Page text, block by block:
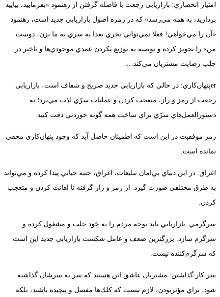
امتياز انحصاري: بازاريابي رجعت با فاصله گرفتن از رهنمود «بفرماييد، بياييد
برداريد، به همه مي‌رسد» كه در زمره اصول بازاريابي جديد است،‌ رهنمود
«آن را مي‌خواهي! فعلا نمي‌تواني بخري بعدا يه سري به ما بزن،‌ دوست
من» را تجويز كرده و توصيه به توزيع نكردن عمدي موجودي‌ها و تاخير در
جلب رضايت مشتريان مي‌كند….
erپنهان‌كاري: در حالي كه بازاريابي جديد صريح و شفاف است،‌ بازاريابي
رجعت از رمز و راز، ‌متعجب كردن و عمليات سرّي لذت مي‌برد؛ به
دستورالعمل‌هاي سرّي براي ساخت همه گونه خوردني دقت كنيد.
رمز موفقيت در اين است كه اطمينان حاصل آيد كه وجود پنهان‌كاري مخفي
نمانده است.
اغراق: در اين دنياي بي‌امان تبليغات،‌ اغراق،‌ جنبه حياتي پيدا كرده و مي‌تواند
به طرق مختلفي صورت گيرد. از رمز و راز گرفته تا اهانت كردن و متعجب
كردن.
سرگرمي: بازاريابي بايد توجه مردم را به خود جلب و مشغول كرده و
سرگرم سازد. بزرگترين ضعف و عامل شكست بازاريابي جديد اين است
كه سرگرم‌كننده نيست.
سر كار گذاشتن: مشتريان عاشق اين هستند كه سر به سرشان گذاشته
شود. براي مؤثربودن، لازم نيست كه كلك‌ها مفصل و پيچيده باشند،‌ بلكه